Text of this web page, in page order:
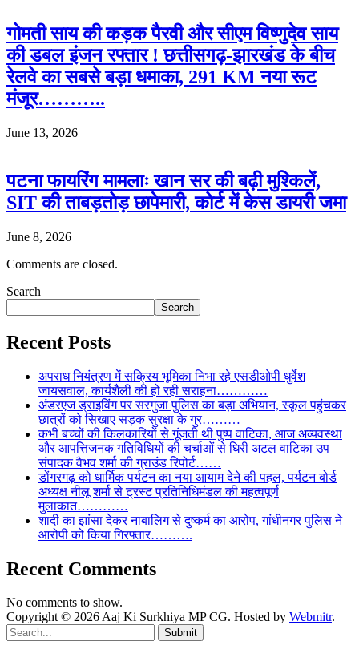
गोमती साय की कड़क पैरवी और सीएम विष्णुदेव साय
की डबल इंजन रफ्तार ! छत्तीसगढ़-झारखंड के बीच
रेलवे का सबसे बड़ा धमाका, 291 KM नया रूट
मंजूर………..
June 13, 2026
पटना फायरिंग मामलाः खान सर की बढ़ी मुश्किलें,
SIT की ताबड़तोड़ छापेमारी, कोर्ट में केस डायरी जमा
June 8, 2026
Comments are closed.
Search
Search
Recent Posts
अपराध नियंत्रण में सक्रिय भूमिका निभा रहे एसडीओपी धुर्वेश
जायसवाल, कार्यशैली की हो रही सराहना…………
अंडरएज ड्राइविंग पर सरगुजा पुलिस का बड़ा अभियान, स्कूल पहुंचकर
छात्रों को सिखाए सड़क सुरक्षा के गुर………
कभी बच्चों की किलकारियों से गूंजती थी पुष्प वाटिका, आज अव्यवस्था
और आपत्तिजनक गतिविधियों की चर्चाओं से घिरी अटल वाटिका उप
संपादक वैभव शर्मा की ग्राउंड रिपोर्ट……
डोंगरगढ़ को धार्मिक पर्यटन का नया आयाम देने की पहल, पर्यटन बोर्ड
अध्यक्ष नीलू शर्मा से ट्रस्ट प्रतिनिधिमंडल की महत्वपूर्ण
मुलाकात…………
शादी का झांसा देकर नाबालिग से दुष्कर्म का आरोप, गांधीनगर पुलिस ने
आरोपी को किया गिरफ्तार……….
Recent Comments
No comments to show.
Copyright © 2026 Aaj Ki Surkhiya MP CG. Hosted by Webmitr.
Submit